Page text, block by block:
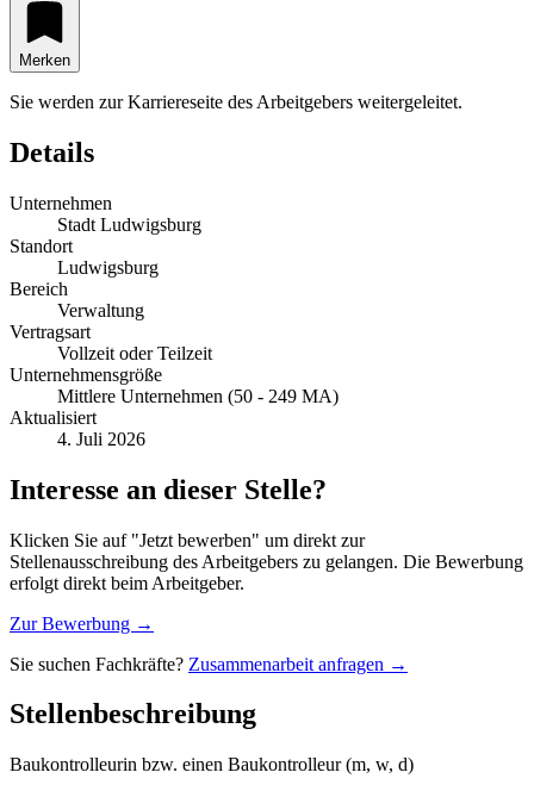
Merken
Sie werden zur Karriereseite des Arbeitgebers weitergeleitet.
Details
Unternehmen
Stadt Ludwigsburg
Standort
Ludwigsburg
Bereich
Verwaltung
Vertragsart
Vollzeit oder Teilzeit
Unternehmensgröße
Mittlere Unternehmen (50 - 249 MA)
Aktualisiert
4. Juli 2026
Interesse an dieser Stelle?
Klicken Sie auf "Jetzt bewerben" um direkt zur
Stellenausschreibung des Arbeitgebers zu gelangen. Die Bewerbung
erfolgt direkt beim Arbeitgeber.
Zur Bewerbung →
Sie suchen Fachkräfte? Zusammenarbeit anfragen →
Stellenbeschreibung
Baukontrolleurin bzw. einen Baukontrolleur (m, w, d)